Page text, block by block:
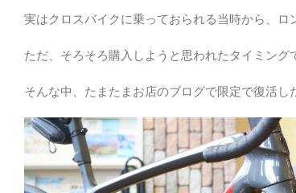
実はクロスバイクに乗っておられる当時から、ロ
ただ、そろそろ購入しようと思われたタイミン
そんな中、たまたまお店のブログで限定で復活し